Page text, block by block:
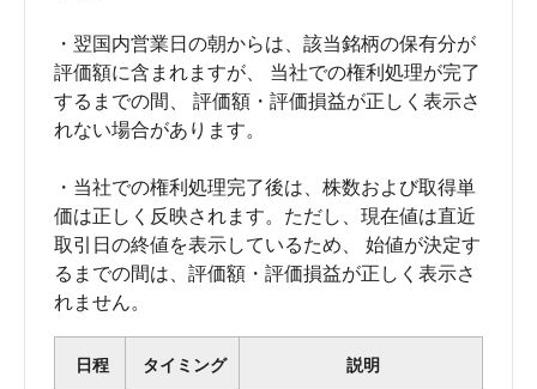
・翌国内営業日の朝からは、該当銘柄の保有分が
評価額に含まれますが、 当社での権利処理が完了
するまでの間、 評価額・評価損益が正しく表示さ
れない場合があります。
・当社での権利処理完了後は、株数および取得単
価は正しく反映されます。ただし、現在値は直近
取引日の終値を表示しているため、 始値が決定す
るまでの間は、評価額・評価損益が正しく表示さ
れません。
日程 タイミング 説明